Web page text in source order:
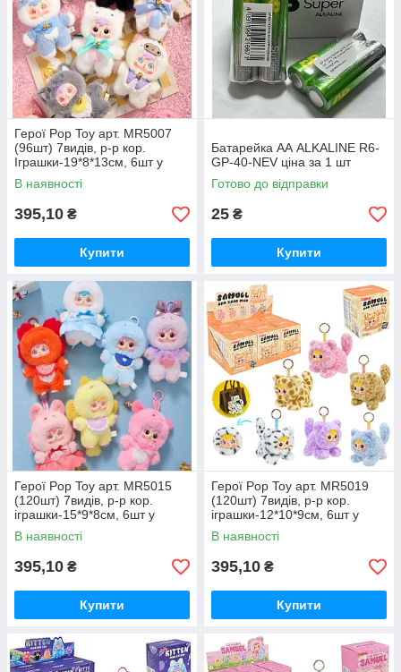
Герої Pop Toy арт. MR5007
(96шт) 7видів, р-р кор.
Іграшки-19*8*13см, 6шт у
дисплей боксі 40*17*33см
В наявності
395,10 ₴
Купити
Батарейка АА ALKALINE R6-
GP-40-NEV ціна за 1 шт
Готово до відправки
25 ₴
Купити
Герої Pop Toy арт. MR5015
(120шт) 7видів, р-р кор.
іграшки-15*9*8см, 6шт у
дисплей боксі 28*17*28см
В наявності
395,10 ₴
Купити
Герої Pop Toy арт. MR5019
(120шт) 7видів, р-р кор.
іграшки-12*10*9см, 6шт у
дисплей боксі 31*18,5*28см
В наявності
395,10 ₴
Купити